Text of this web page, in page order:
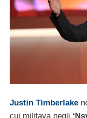
Justin Timberlake
cui militava negli